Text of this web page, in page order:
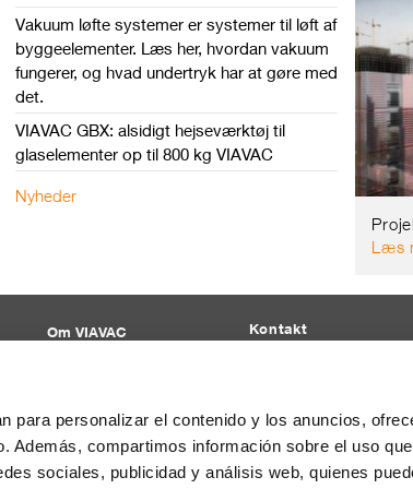
para personalizar el contenido y los anuncios,
Además, compartimos información sobre el uso
sociales, publicidad y análisis web, quienes
Vakuum løfte systemer er systemer til løft af
byggeelementer. Læs her, hvordan vakuum
fungerer, og hvad undertryk har at gøre med
det.
VIAVAC GBX: alsidigt hejseværktøj til
glaselementer op til 800 kg VIAVAC
Nyheder
Læs
Om VIAVAC
Leje
Service
Kontakt